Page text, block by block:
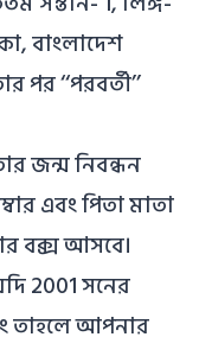
বাংলাদেশ
পর ‘‘পরবর্তী’’
জন্ম নিবন্ধন
এবং পিতা মাতা
বক্স আসবে।
2001 সনের
তাহলে আপনার